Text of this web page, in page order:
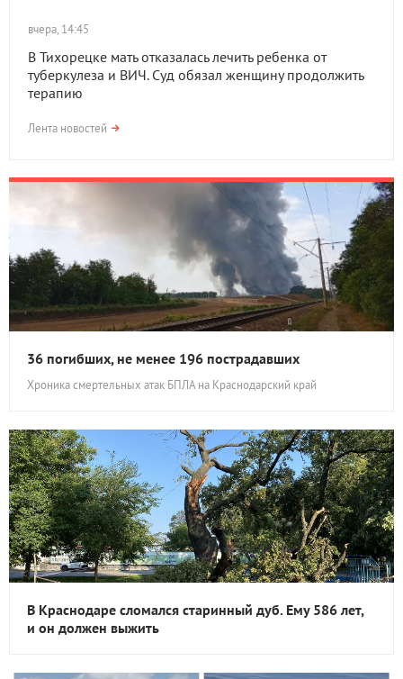
вчера, 14:45
В Тихорецке мать отказалась лечить ребенка от
туберкулеза и ВИЧ. Суд обязал женщину продолжить
терапию
Лента новостей
36 погибших, не менее 196 пострадавших
Хроника смертельных атак БПЛА на Краснодарский край
В Краснодаре сломался старинный дуб. Ему 586 лет,
и он должен выжить